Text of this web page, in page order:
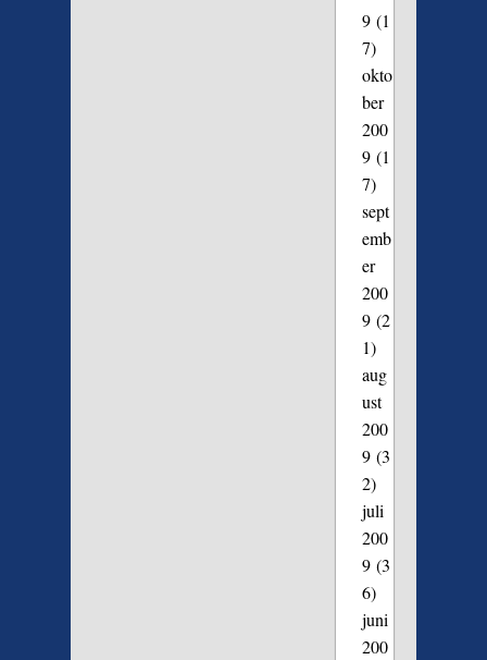
9(1
7)
okto
ber
200
9(1
7)
sept
emb
er
200
9(2
1)
aug
ust
200
9(3
2)
juli
200
9(3
6)
juni
200